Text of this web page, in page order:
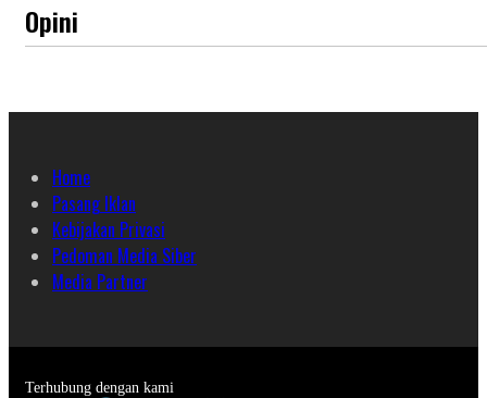
Opini
Home
Pasang Iklan
Kebijakan Privasi
Pedoman Media Siber
Media Partner
Terhubung dengan kami